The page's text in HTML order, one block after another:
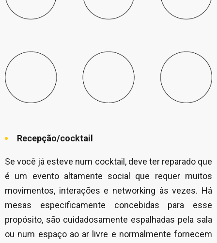
Recepção/cocktail
Se você já esteve num cocktail, deve ter reparado que
é um evento altamente social que requer muitos
movimentos, interações e networking às vezes. Há
mesas especificamente concebidas para esse
propósito, são cuidadosamente espalhadas pela sala
ou num espaço ao ar livre e normalmente fornecem